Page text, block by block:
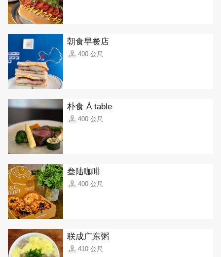
朝食早餐店
400 公尺
朴食 À table
400 公尺
叁陆咖啡
400 公尺
联成广东粥
410 公尺